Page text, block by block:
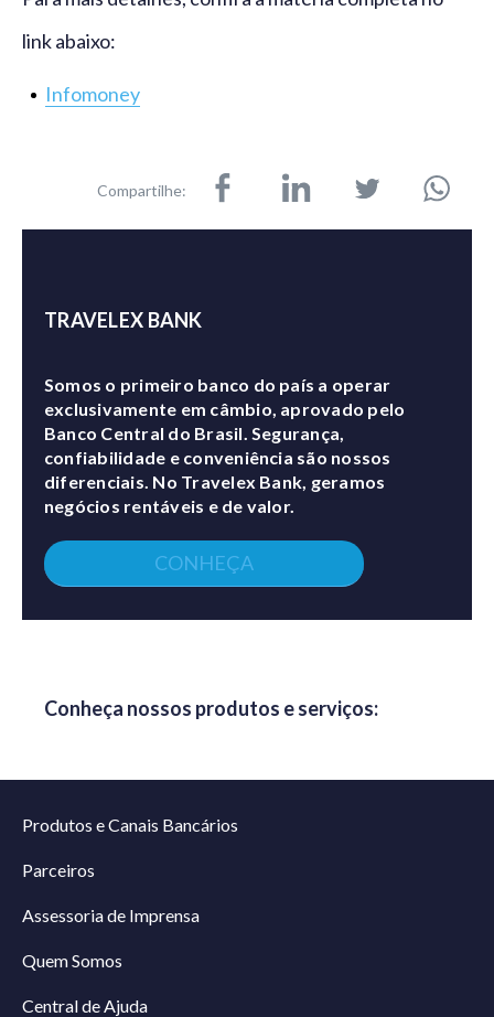
link abaixo:
Infomoney
Compartilhe:
TRAVELEX BANK
Somos o primeiro banco do país a operar
exclusivamente em câmbio, aprovado pelo
Banco Central do Brasil. Segurança,
confiabilidade e conveniência são nossos
diferenciais. No Travelex Bank, geramos
negócios rentáveis e de valor.
CONHEÇA
Conheça nossos produtos e serviços:
Produtos e Canais Bancários
Parceiros
Assessoria de Imprensa
Quem Somos
Central de Ajuda